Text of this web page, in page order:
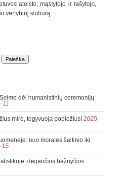
ateisto, mąstytojo ir rašytojo,
vertybinį stuburą…
dėl humanistinių ceremonijų
11
mirė, tegyvuoja popiežius! 2025-
nuo moralės šaltinio iki
15
degančios bažnyčios